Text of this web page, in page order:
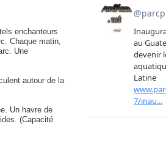
enchanteurs
Chaque matin,
Une
autour de la
Un havre de
(Capacité